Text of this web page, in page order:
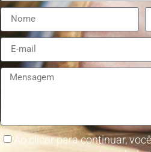
Ao clicar para continuar,